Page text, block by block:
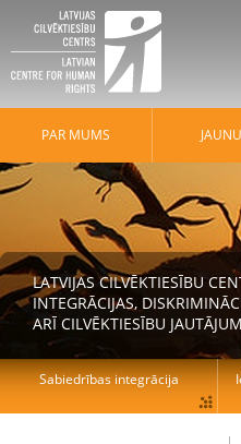
PAR MUMS
LATVIJAS CILVĒKTIESĪBU
INTEGRĀCIJAS,
ARĪ CILVĒKTIESĪBU
Sabiedrības integrācija